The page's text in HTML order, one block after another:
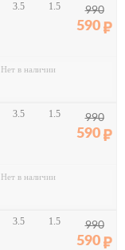
3.5 1.5 990
590
Нет в наличии
3.5 1.5 990
590
Нет в наличии
3.5 1.5 990
590